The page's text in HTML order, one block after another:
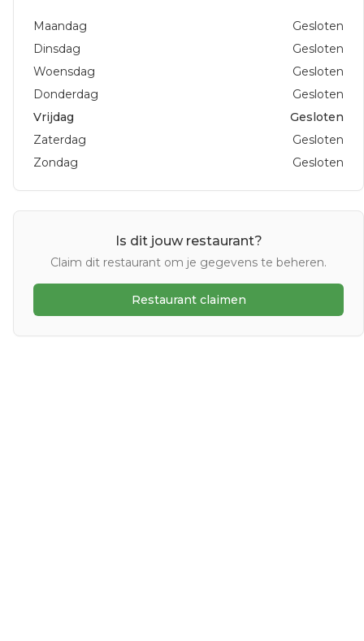
Maandag
Gesloten
Dinsdag
Gesloten
Woensdag
Gesloten
Donderdag
Gesloten
Vrijdag
Gesloten
Zaterdag
Gesloten
Zondag
Gesloten
Is dit jouw restaurant?
Claim dit restaurant om je gegevens te beheren.
Restaurant claimen